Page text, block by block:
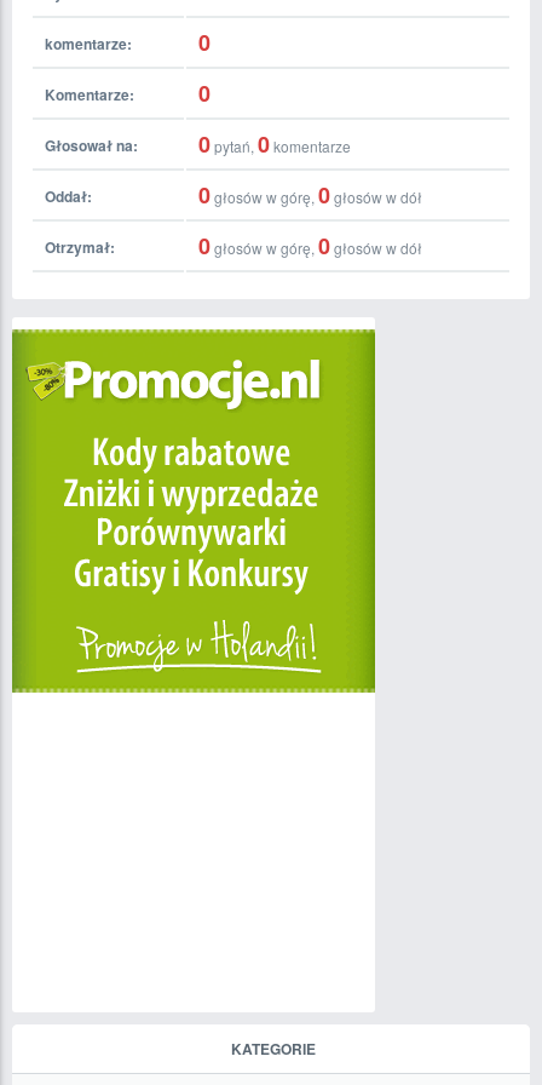
komentarze: 0
Komentarze: 0
Głosował na: 0pytań, 0komentarze
Oddał: 0głosów w górę, 0głosów w dół
Otrzymał: 0głosów w górę, 0głosów w dół
KATEGORIE